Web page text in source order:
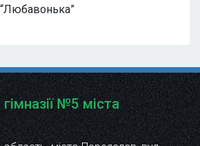
№5 міста